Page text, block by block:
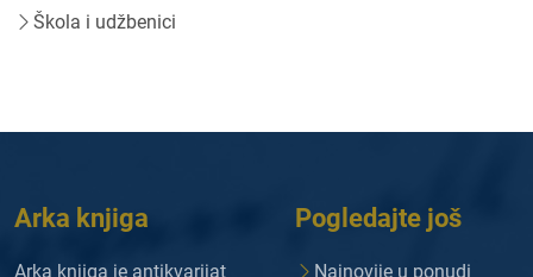
Škola i udžbenici
Arka knjiga
Arka knjiga je antikvarijat
Pogledajte još
Najnovije u ponudi